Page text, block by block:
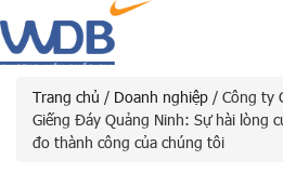
Trang chủ / Doanh nghiệp / Công ty
Giếng Đáy Quảng Ninh: Sự hài lòng
đo thành công của chúng tôi